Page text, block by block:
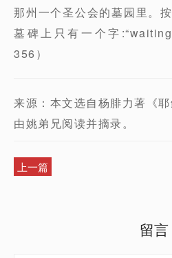
那州一个圣公会的墓园里。
墓碑上只有一个字
356）
来源：本文选自杨腓力著《
由姚弟兄阅读并摘录。
上一篇
留言